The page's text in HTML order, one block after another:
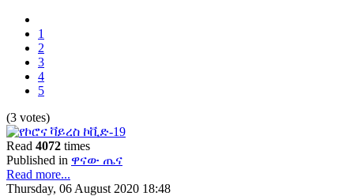
1
2
3
4
5
(3 votes)
Read 4072 times
Published in ዋናው ጤና
Read more...
Thursday, 06 August 2020 18:48